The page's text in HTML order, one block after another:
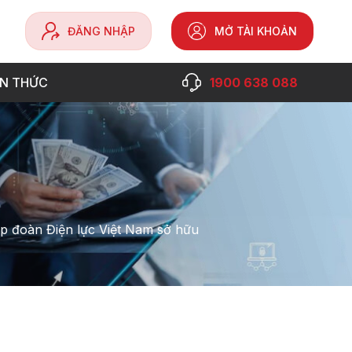
ĐĂNG NHẬP MỞ TÀI KHOẢN
THỨC 1900 638 088
đoàn Điện lực Việt Nam sở hữu